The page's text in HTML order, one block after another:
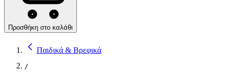
Προσθήκη στο καλάθι
Παιδικά & Βρεφικά
/